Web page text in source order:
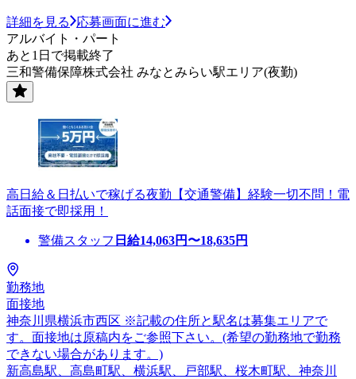
詳細を見る
応募画面に進む
アルバイト・パート
あと1日で掲載終了
三和警備保障株式会社 みなとみらい駅エリア(夜勤)
高日給＆日払いで稼げる夜勤【交通警備】経験一切不問！電
話面接で即採用！
警備スタッフ 日給14,063円〜18,635円
勤務地
面接地
神奈川県横浜市西区 ※記載の住所と駅名は募集エリアで
す。面接地は原稿内をご参照下さい。(希望の勤務地で勤務
できない場合があります。)
新高島駅、高島町駅、横浜駅、戸部駅、桜木町駅、神奈川